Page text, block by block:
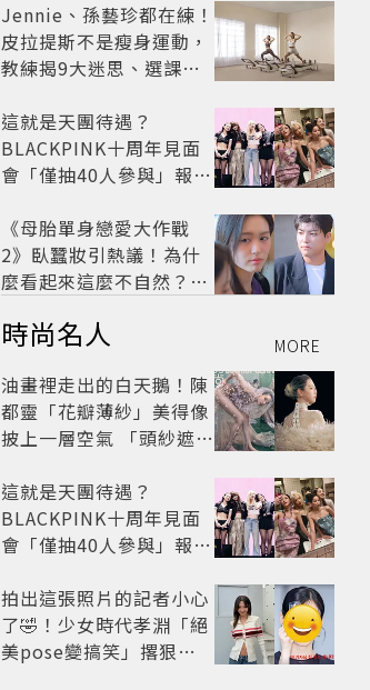
太仙
Jennie、孫藝珍都在練！
皮拉提斯不是瘦身運動，
教練揭9大迷思、選課真
這就是天團待遇？
BLACKPINK十周年見面
會「僅抽40人參與」報名
怒了😡
《母胎單身戀愛大作戰
2》臥蠶妝引熱議！為什
麼看起來這麼不自然？彩
時尚名人 MORE
油畫裡走出的白天鵝！陳
都靈「花瓣薄紗」美得像
披上一層空氣 「頭紗遮
太仙
這就是天團待遇？
BLACKPINK十周年見面
會「僅抽40人參與」報名
怒了😡
拍出這張照片的記者小心
了🤣！少女時代孝淵「絕
美pose變搞笑」撂狠